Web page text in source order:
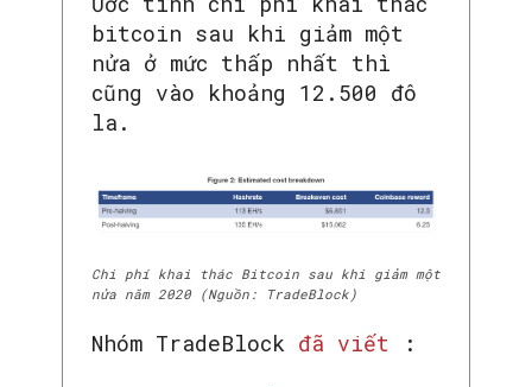
bitcoin sau khi giảm một
nửa ở mức thấp nhất thì
cũng vào khoảng 12.500 đô
la.
Chi phí khai thác Bitcoin sau khi giảm một
nửa năm 2020 (Nguồn: TradeBlock)
Nhóm TradeBlock đã viết :